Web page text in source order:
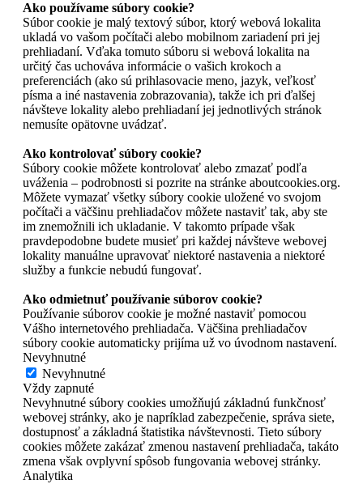
Ako používame súbory cookie?
Súbor cookie je malý textový súbor, ktorý webová lokalita
ukladá vo vašom počítači alebo mobilnom zariadení pri jej
prehliadaní. Vďaka tomuto súboru si webová lokalita na
určitý čas uchováva informácie o vašich krokoch a
preferenciách (ako sú prihlasovacie meno, jazyk, veľkosť
písma a iné nastavenia zobrazovania), takže ich pri ďalšej
návšteve lokality alebo prehliadaní jej jednotlivých stránok
nemusíte opätovne uvádzať.
Ako kontrolovať súbory cookie?
Súbory cookie môžete kontrolovať alebo zmazať podľa
uváženia – podrobnosti si pozrite na stránke aboutcookies.org.
Môžete vymazať všetky súbory cookie uložené vo svojom
počítači a väčšinu prehliadačov môžete nastaviť tak, aby ste
im znemožnili ich ukladanie. V takomto prípade však
pravdepodobne budete musieť pri každej návšteve webovej
lokality manuálne upravovať niektoré nastavenia a niektoré
služby a funkcie nebudú fungovať.
Ako odmietnuť používanie súborov cookie?
Používanie súborov cookie je možné nastaviť pomocou
Vášho internetového prehliadača. Väčšina prehliadačov
súbory cookie automaticky prijíma už vo úvodnom nastavení.
Nevyhnutné
Nevyhnutné
Vždy zapnuté
Nevyhnutné súbory cookies umožňujú základnú funkčnosť
webovej stránky, ako je napríklad zabezpečenie, správa siete,
dostupnosť a základná štatistika návštevnosti. Tieto súbory
cookies môžete zakázať zmenou nastavení prehliadača, takáto
zmena však ovplyvní spôsob fungovania webovej stránky.
Analytika